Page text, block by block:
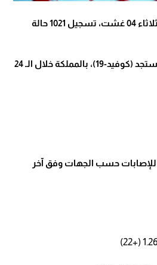
أعلنت وزارة الصحة اليوم الثلاثاء 04 غشت، تسجيل 1021 حالة
جديدة بفيروس كورونا المستجد (كوفيد-19)، بالمملكة خلال الـ 24
للإصابات حسب الجهات وفق آخر